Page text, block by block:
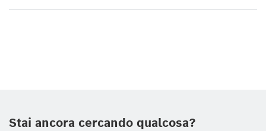
Stai ancora cercando qualcosa?